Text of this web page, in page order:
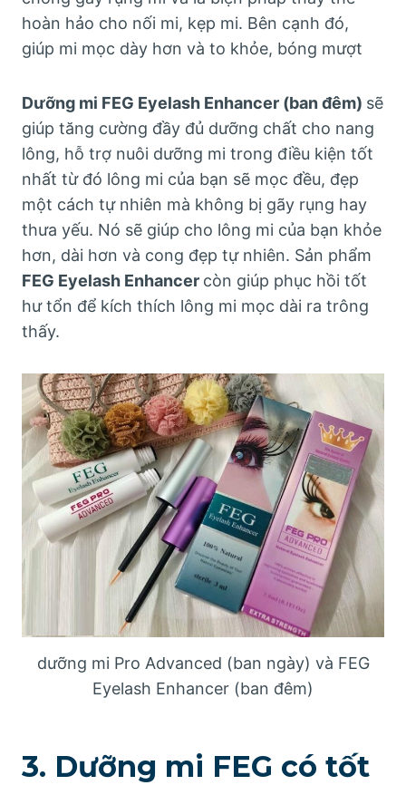
hoàn hảo cho nối mi, kẹp mi. Bên cạnh đó,
giúp mi mọc dày hơn và to khỏe, bóng mượt
Dưỡng mi FEG Eyelash Enhancer (ban đêm) sẽ
giúp tăng cường đầy đủ dưỡng chất cho nang
lông, hỗ trợ nuôi dưỡng mi trong điều kiện tốt
nhất từ đó lông mi của bạn sẽ mọc đều, đẹp
một cách tự nhiên mà không bị gãy rụng hay
thưa yếu. Nó sẽ giúp cho lông mi của bạn khỏe
hơn, dài hơn và cong đẹp tự nhiên. Sản phẩm
FEG Eyelash Enhancer còn giúp phục hồi tốt
hư tổn để kích thích lông mi mọc dài ra trông
thấy.
dưỡng mi Pro Advanced (ban ngày) và FEG
Eyelash Enhancer (ban đêm)
3. Dưỡng mi FEG có tốt